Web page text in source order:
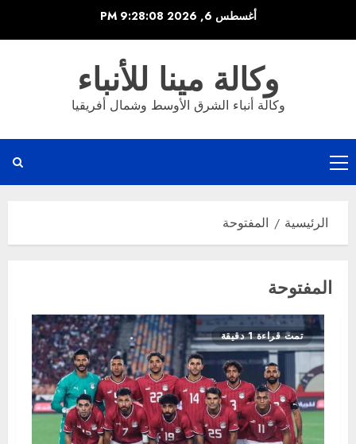
أغسطس 6, 2026 9:28:08 PM
وكالة مينا للأنباء
وكالة أنباء الشرق الأوسط وشمال أفريقيا
القائمة
الرئيسية
الرئيسية المفتوحة
المفتوحة
تمت قراءة 1 دقيقة